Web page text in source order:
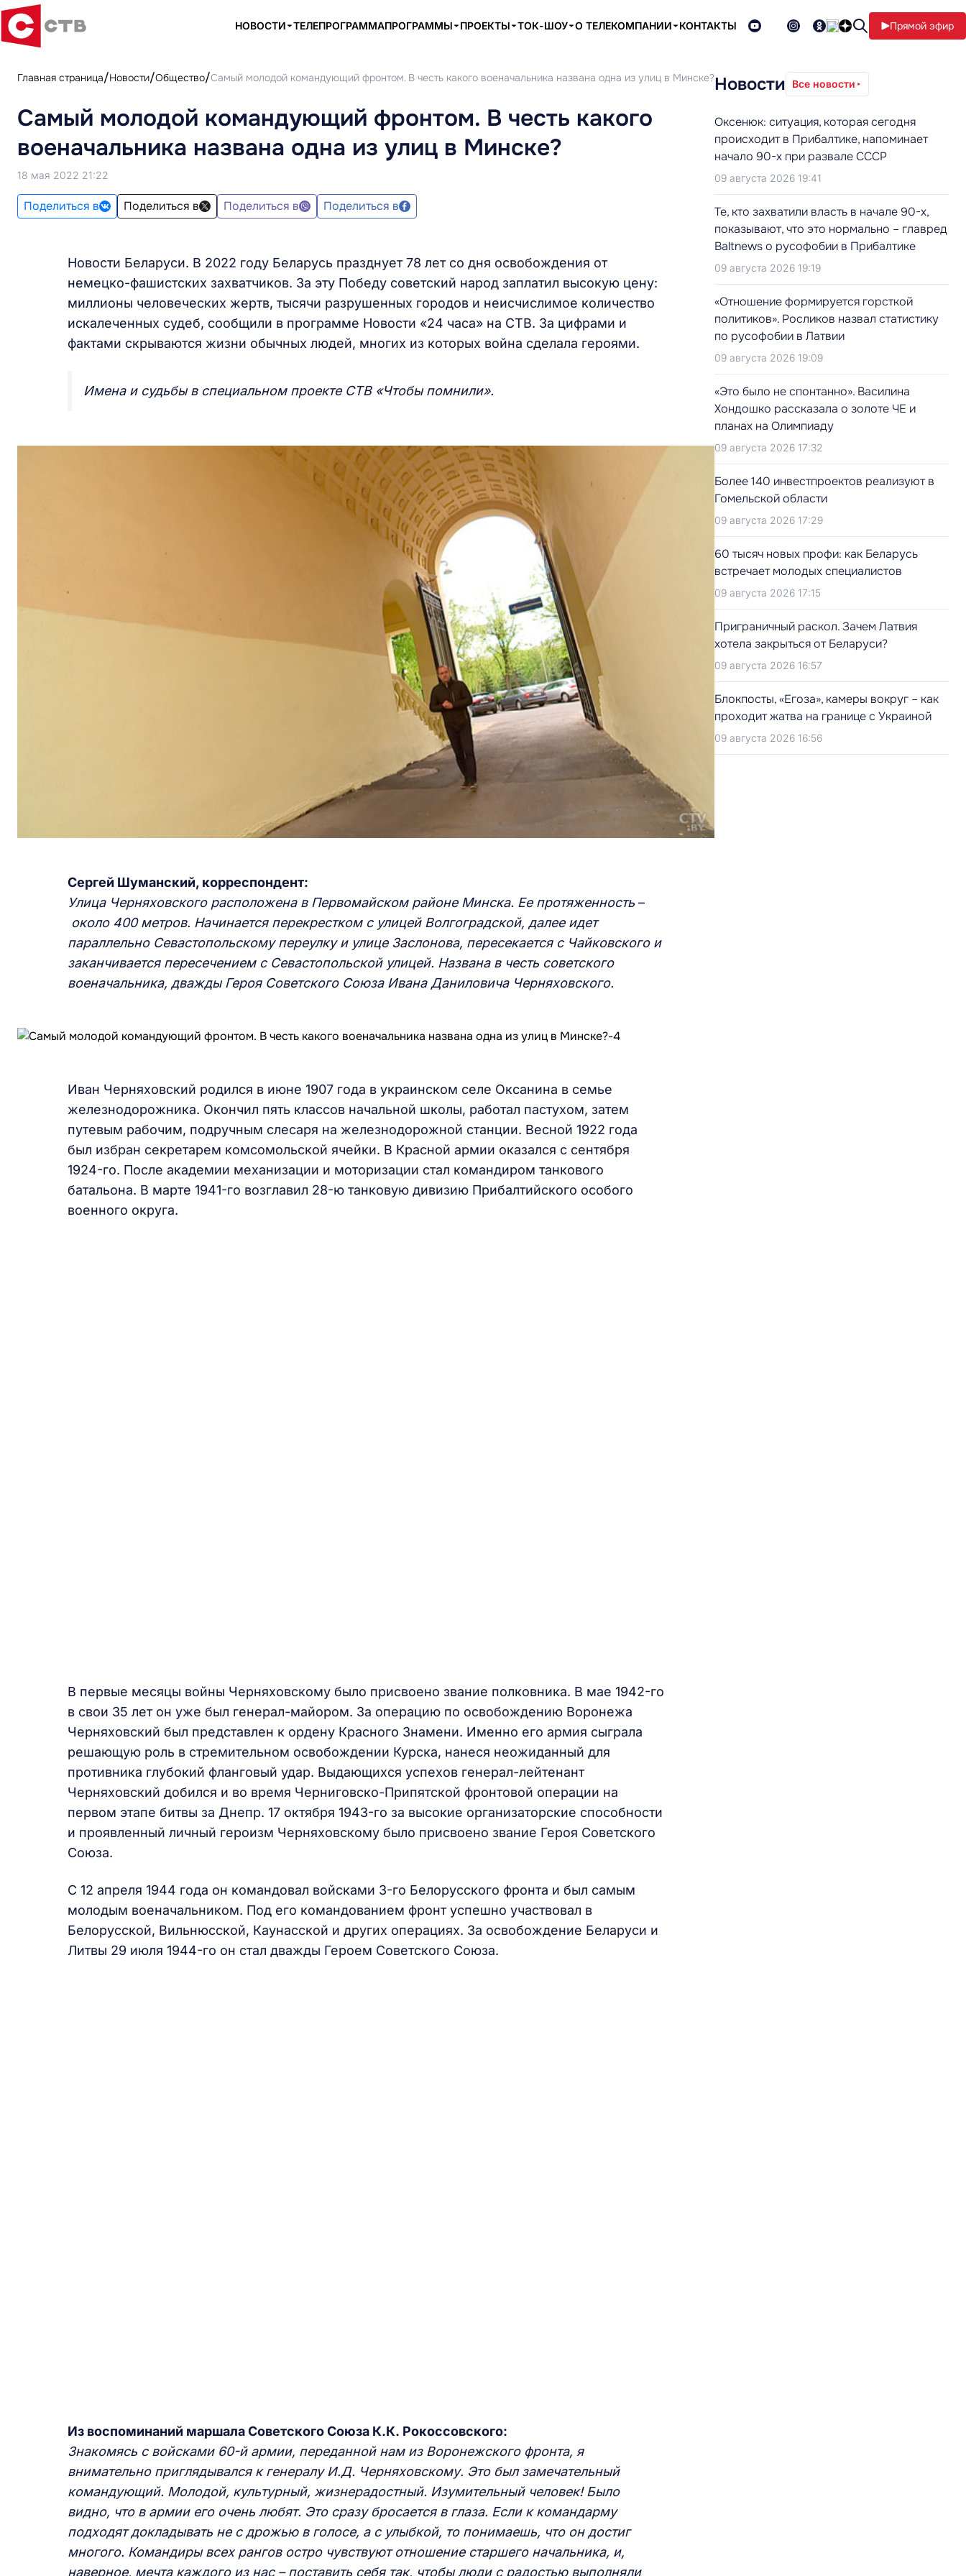
НОВОСТИ ТЕЛЕПРОГРАММАПРОГРАММЫ ПРОЕКТЫ ТОК-ШОУ О ТЕЛЕКОМПАНИИ КОНТАКТЫ Прямой эфир
Главная страница Новости Общество Самый молодой командующий фронтом. В честь какого военачальника названа одна из улиц в Минске?
Самый молодой командующий фронтом. В честь какого
военачальника названа одна из улиц в Минске?
18 мая 2022 21:22
Поделиться в Поделиться в Поделиться в Поделиться в
Новости Беларуси. В 2022 году Беларусь празднует 78 лет со дня освобождения от
немецко-фашистских захватчиков. За эту Победу советский народ заплатил высокую цену:
миллионы человеческих жертв, тысячи разрушенных городов и неисчислимое количество
искалеченных судеб, сообщили в программе Новости «24 часа» на СТВ. За цифрами и
фактами скрываются жизни обычных людей, многих из которых война сделала героями.
Имена и судьбы в специальном проекте СТВ «Чтобы помнили».
Сергей Шуманский, корреспондент:
Улица Черняховского расположена в Первомайском районе Минска. Ее протяженность –
около 400 метров. Начинается перекрестком с улицей Волгоградской, далее идет
параллельно Севастопольскому переулку и улице Заслонова, пересекается с Чайковского и
заканчивается пересечением с Севастопольской улицей. Названа в честь советского
военачальника, дважды Героя Советского Союза Ивана Даниловича Черняховского.
Иван Черняховский родился в июне 1907 года в украинском селе Оксанина в семье
железнодорожника. Окончил пять классов начальной школы, работал пастухом, затем
путевым рабочим, подручным слесаря на железнодорожной станции. Весной 1922 года
был избран секретарем комсомольской ячейки. В Красной армии оказался с сентября
1924-го. После академии механизации и моторизации стал командиром танкового
батальона. В марте 1941-го возглавил 28-ю танковую дивизию Прибалтийского особого
военного округа.
В первые месяцы войны Черняховскому было присвоено звание полковника. В мае 1942-го
в свои 35 лет он уже был генерал-майором. За операцию по освобождению Воронежа
Черняховский был представлен к ордену Красного Знамени. Именно его армия сыграла
решающую роль в стремительном освобождении Курска, нанеся неожиданный для
противника глубокий фланговый удар. Выдающихся успехов генерал-лейтенант
Черняховский добился и во время Черниговско-Припятской фронтовой операции на
первом этапе битвы за Днепр. 17 октября 1943-го за высокие организаторские способности
и проявленный личный героизм Черняховскому было присвоено звание Героя Советского
Союза.
С 12 апреля 1944 года он командовал войсками 3-го Белорусского фронта и был самым
молодым военачальником. Под его командованием фронт успешно участвовал в
Белорусской, Вильнюсской, Каунасской и других операциях. За освобождение Беларуси и
Литвы 29 июля 1944-го он стал дважды Героем Советского Союза.
Из воспоминаний маршала Советского Союза К.К. Рокоссовского:
Знакомясь с войсками 60-й армии, переданной нам из Воронежского фронта, я
внимательно приглядывался к генералу И.Д. Черняховскому. Это был замечательный
командующий. Молодой, культурный, жизнерадостный. Изумительный человек! Было
видно, что в армии его очень любят. Это сразу бросается в глаза. Если к командарму
подходят докладывать не с дрожью в голосе, а с улыбкой, то понимаешь, что он достиг
многого. Командиры всех рангов остро чувствуют отношение старшего начальника, и,
наверное, мечта каждого из нас – поставить себя так, чтобы люди с радостью выполняли
Новости Все новости
Оксенюк: ситуация, которая сегодня
происходит в Прибалтике, напоминает
начало 90-х при развале СССР
09 августа 2026 19:41
Те, кто захватили власть в начале 90-х,
показывают, что это нормально – главред
Baltnews о русофобии в Прибалтике
09 августа 2026 19:19
«Отношение формируется горсткой
политиков». Росликов назвал статистику
по русофобии в Латвии
09 августа 2026 19:09
«Это было не спонтанно». Василина
Хондошко рассказала о золоте ЧЕ и
планах на Олимпиаду
09 августа 2026 17:32
Более 140 инвестпроектов реализуют в
Гомельской области
09 августа 2026 17:29
60 тысяч новых профи: как Беларусь
встречает молодых специалистов
09 августа 2026 17:15
Приграничный раскол. Зачем Латвия
хотела закрыться от Беларуси?
09 августа 2026 16:57
Блокпосты, «Егоза», камеры вокруг – как
проходит жатва на границе с Украиной
09 августа 2026 16:56